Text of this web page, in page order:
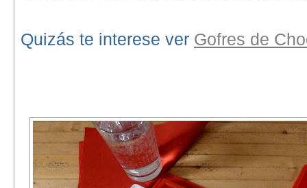
Quizás te interese ver Gofres de